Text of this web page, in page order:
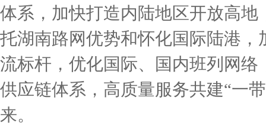
体系，加快打造内陆地区开放高
托湖南路网优势和怀化国际陆港
流标杆，优化国际、国内班列网
供应链体系，高质量服务共建“一
来。